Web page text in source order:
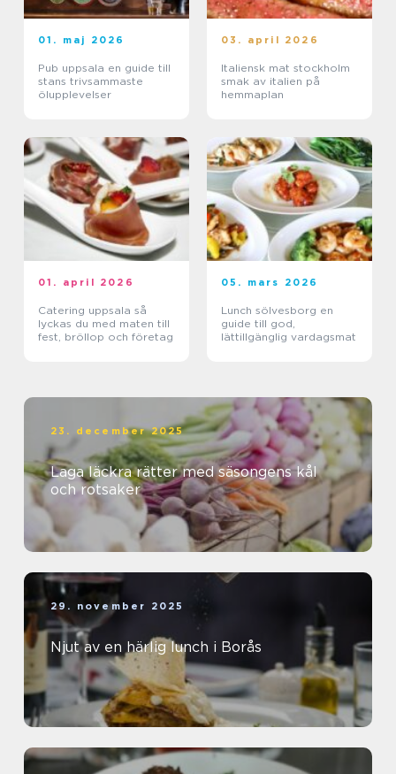
01. maj 2026
Pub uppsala en guide till
stans trivsammaste
ölupplevelser
03. april 2026
Italiensk mat stockholm
smak av italien på
hemmaplan
01. april 2026
Catering uppsala så
lyckas du med maten till
fest, bröllop och företag
05. mars 2026
Lunch sölvesborg en
guide till god,
lättillgänglig vardagsmat
23. december 2025
Laga läckra rätter med säsongens kål
och rotsaker
29. november 2025
Njut av en härlig lunch i Borås